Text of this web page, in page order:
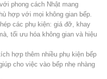
phong cách Nhật mang
hợp với mọi không gian bếp.
các phụ kiện: giá đỡ, khay
tối ưu hóa không gian và hiệu
hợp thêm nhiều phụ kiện bếp
cho việc vào bếp nhẹ nhàng